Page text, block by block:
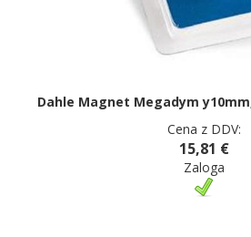
Dahle Magnet Megadym
Cena z DDV:
15,81 €
Zaloga